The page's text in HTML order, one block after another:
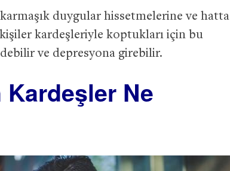
duygular hissetmelerine ve hatta
kardeşleriyle koptukları için bu
ve depresyona girebilir.
Ne